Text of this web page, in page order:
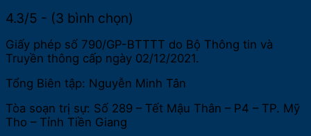
4.3/5 - (3 bình chọn)
Giấy phép số 790/GP-BTTTT do Bộ Thông tin và
Truyền thông cấp ngày 02/12/2021.
Tổng Biên tập: Nguyễn Minh Tân
Tòa soạn trị sự: Số 289 – Tết Mậu Thân – P4 – TP. Mỹ
Tho – Tỉnh Tiền Giang